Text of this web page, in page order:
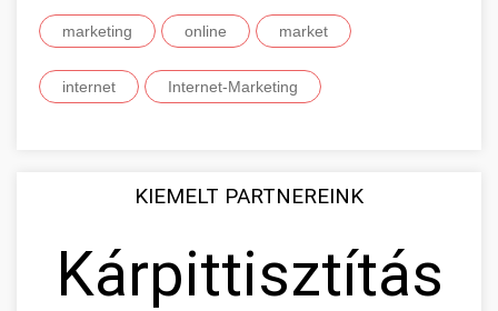
marketing online market
internet Internet-Marketing
KIEMELT PARTNEREINK
Kárpittisztítás